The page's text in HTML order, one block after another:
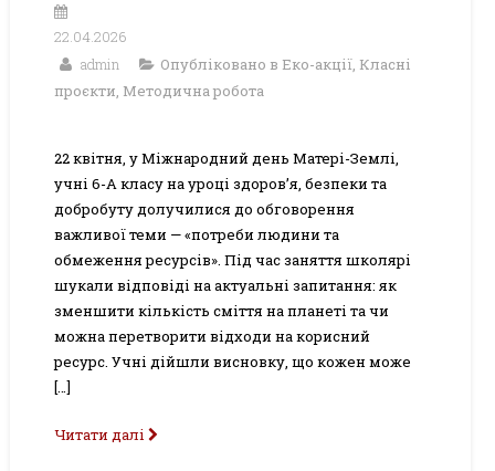
22.04.2026
admin
Опубліковано в Еко-акції Класні
проєкти Методична робота
22 квітня, у Міжнародний день Матері-Землі,
учні 6-А класу на уроці здоров’я, безпеки та
добробуту долучилися до обговорення
важливої теми — «потреби людини та
обмеження ресурсів». Під час заняття школярі
шукали відповіді на актуальні запитання: як
зменшити кількість сміття на планеті та чи
можна перетворити відходи на корисний
ресурс. Учні дійшли висновку, що кожен може
[…]
Читати далі